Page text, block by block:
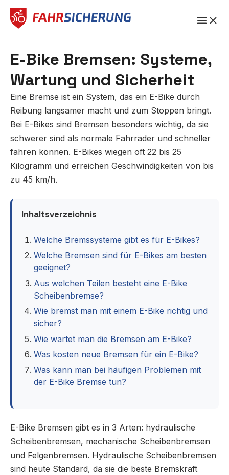
Zum
Inhalt
E-Bike Bremsen: Systeme,
Wartung und Sicherheit
Eine Bremse ist ein System, das ein E-Bike durch
Reibung langsamer macht und zum Stoppen bringt.
Bei E-Bikes sind Bremsen besonders wichtig, da sie
schwerer sind als normale Fahrräder und schneller
fahren können. E-Bikes wiegen oft 22 bis 25
Kilogramm und erreichen Geschwindigkeiten von bis
zu 45 km/h.
Inhaltsverzeichnis
Welche Bremssysteme gibt es für E-Bikes?
Welche Bremsen sind für E-Bikes am besten
geeignet?
Aus welchen Teilen besteht eine E-Bike
Scheibenbremse?
Wie bremst man mit einem E-Bike richtig und
sicher?
Wie wartet man die Bremsen am E-Bike?
Was kosten neue Bremsen für ein E-Bike?
Was kann man bei häufigen Problemen mit
der E-Bike Bremse tun?
E-Bike Bremsen gibt es in 3 Arten: hydraulische
Scheibenbremsen, mechanische Scheibenbremsen
und Felgenbremsen. Hydraulische Scheibenbremsen
sind heute Standard, da sie die beste Bremskraft